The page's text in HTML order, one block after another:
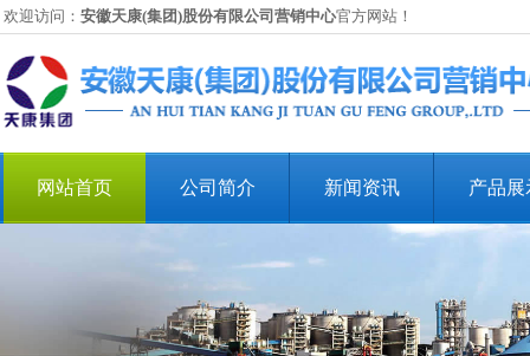
欢迎访问： 安徽天康(集团)股份有限公司营销中心官方网站！
网站首页 公司简介 新闻资讯 产品展